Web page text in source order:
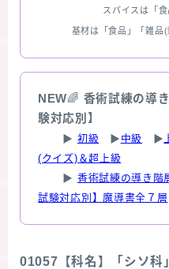
スパイスは「
基材は「食品」「雑品
NEW🌈 香術試練の導
験対応別】
▶ 初級 ▶ 中級 ▶
(クイズ)＆超上級
▶ 香術試練の導き階
試験対応別】魔導書全７層
01057【科名】「シソ科